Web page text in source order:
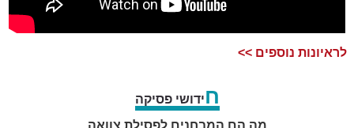
לראיונות נוספים >>
חידושי פסיקה
מה הם המבחנים לפסילת צוואה